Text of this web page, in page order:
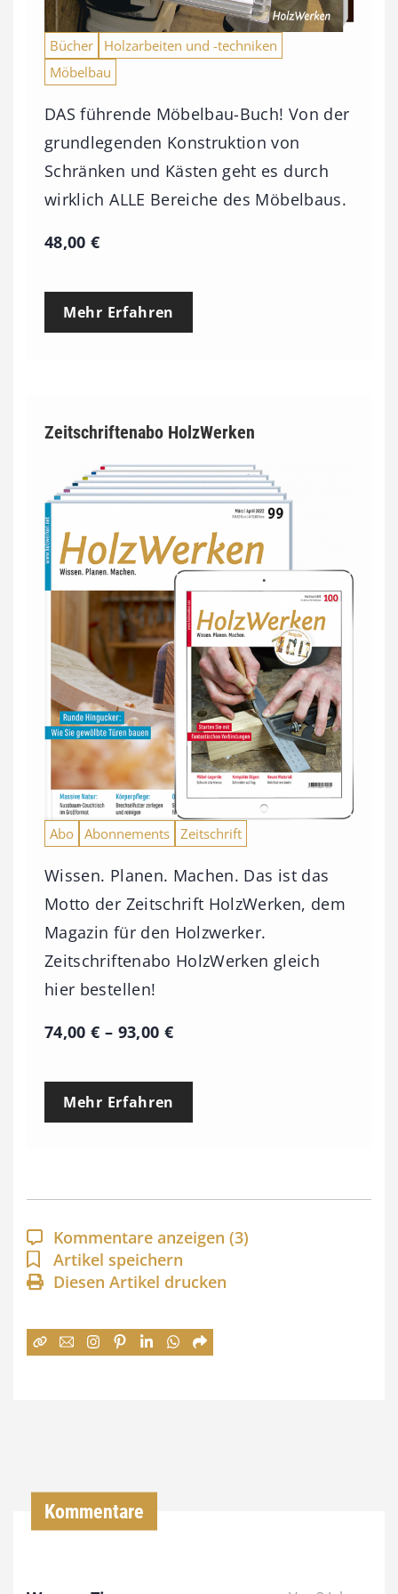
s
9
Bücher
Holzarbeiten und -techniken
Möbelbau
DAS führende Möbelbau-Buch! Von der
grundlegenden Konstruktion von
Schränken und Kästen geht es durch
wirklich ALLE Bereiche des Möbelbaus.
48,00€
Mehr Erfahren
Zeitschriftenabo HolzWerken
Abo Abonnements Zeitschrift
Wissen. Planen. Machen. Das ist das
Motto der Zeitschrift HolzWerken, dem
Magazin für den Holzwerker.
Zeitschriftenabo HolzWerken gleich
hier bestellen!
74,00€ – 93,00 €P
e
p
a
n
n
:
Mehr Erfahren
Kommentare anzeigen (3)
Artikel speichern
Diesen Artikel drucken
Kommentare